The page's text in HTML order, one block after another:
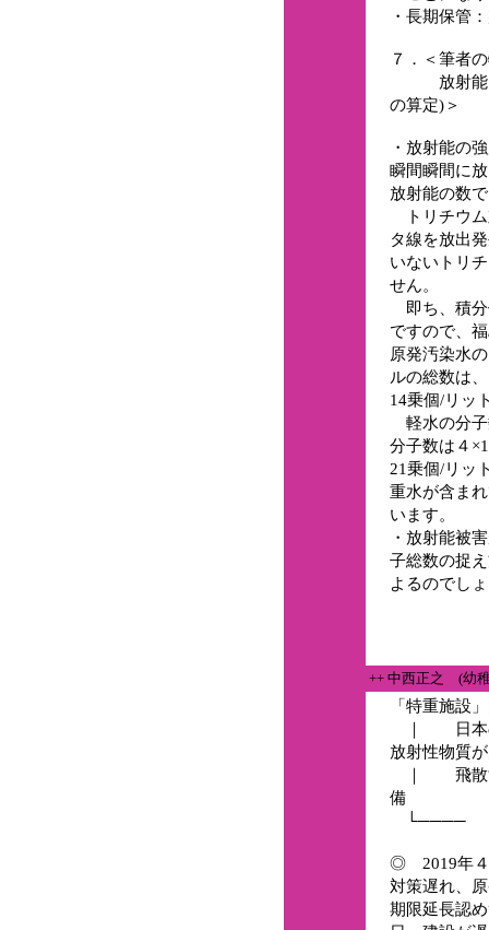
・長期保管
７．＜筆者
放射能を
の算定)＞
・放射能の
瞬間瞬間に
放射能の数
トリチウム
タ線を放出
いないトリ
せん。
即ち、積分
ですので、
原発汚染水
ルの総数は
14乗個/リッ
軽水の分子
分子数は４
21乗個/リッ
重水が含ま
います。
・放射能被
子総数の捉
よるのでし
++ 中西正之 (幼
「特重施設
｜ 日本の
放射性物質
｜ 飛散す
備
└──── （
◎ 2019年４
対策遅れ、
期限延長認